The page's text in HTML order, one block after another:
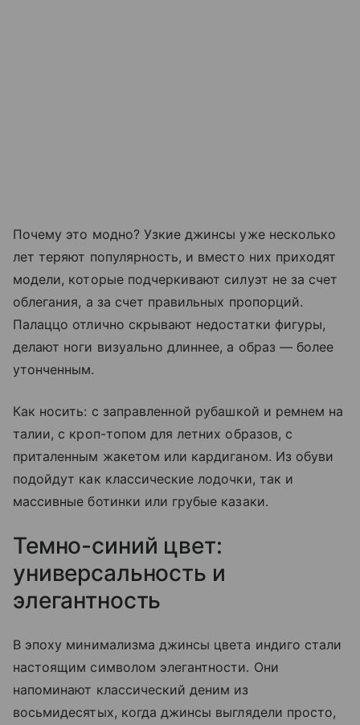
Почему это модно? Узкие джинсы уже несколько
лет теряют популярность, и вместо них приходят
модели, которые подчеркивают силуэт не за счет
облегания, а за счет правильных пропорций.
Палаццо отлично скрывают недостатки фигуры,
делают ноги визуально длиннее, а образ — более
утонченным.
Как носить: с заправленной рубашкой и ремнем на
талии, с кроп-топом для летних образов, с
приталенным жакетом или кардиганом. Из обуви
подойдут как классические лодочки, так и
массивные ботинки или грубые казаки.
Темно-синий цвет:
универсальность и
элегантность
В эпоху минимализма джинсы цвета индиго стали
настоящим символом элегантности. Они
напоминают классический деним из
восьмидесятых, когда джинсы выглядели просто,